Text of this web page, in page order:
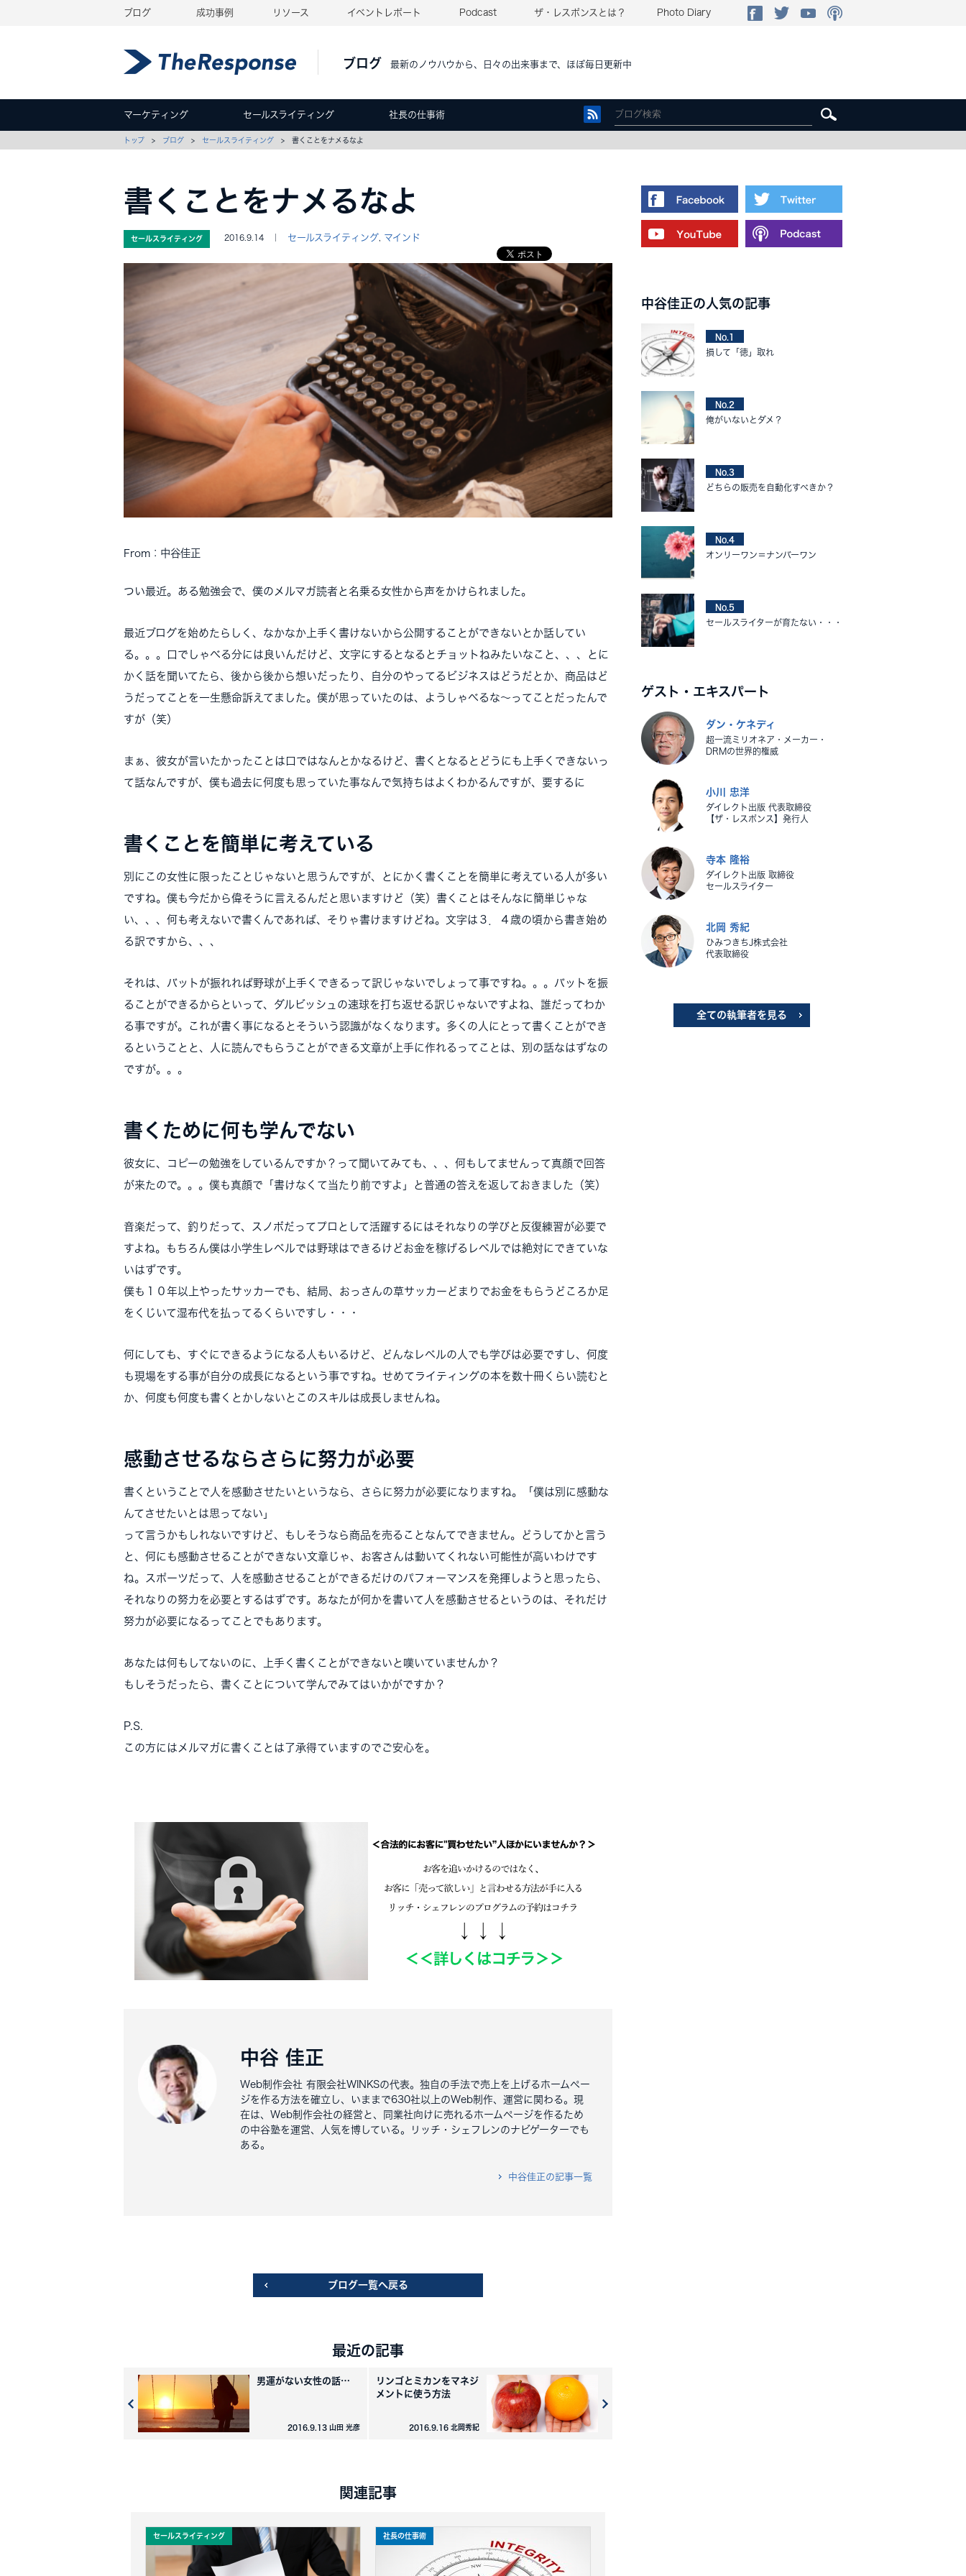
ブログ 成功事例 リソース イベントレポート Podcast ザ・レスポンスとは？ Photo Diary
ブログ 最新のノウハウから、日々の出来事まで、ほぼ毎日更新中
マーケティング セールスライティング 社長の仕事術
トップ > ブログ > セールスライティング > 書くことをナメるなよ
書くことをナメるなよ
セールスライティング 2016.9.14 ｜ セールスライティング マインド
From：中谷佳正
つい最近。ある勉強会で、僕のメルマガ読者と名乗る女性から声をかけられました。
最近ブログを始めたらしく、なかなか上手く書けないから公開することができないとか話してい
る。。。口でしゃべる分には良いんだけど、文字にするとなるとチョットねみたいなこと、、、とに
かく話を聞いてたら、後から後から想いだったり、自分のやってるビジネスはどうだとか、商品はど
うだってことを一生懸命訴えてました。僕が思っていたのは、ようしゃべるな〜ってことだったんで
すが（笑）
まぁ、彼女が言いたかったことは口ではなんとかなるけど、書くとなるとどうにも上手くできないっ
て話なんですが、僕も過去に何度も思っていた事なんで気持ちはよくわかるんですが、要するに
書くことを簡単に考えている
別にこの女性に限ったことじゃないと思うんですが、とにかく書くことを簡単に考えている人が多い
ですね。僕も今だから偉そうに言えるんだと思いますけど（笑）書くことはそんなに簡単じゃな
い、、、何も考えないで書くんであれば、そりゃ書けますけどね。文字は３．４歳の頃から書き始め
る訳ですから、、、
それは、バットが振れれば野球が上手くできるって訳じゃないでしょって事ですね。。。バットを振
ることができるからといって、ダルビッシュの速球を打ち返せる訳じゃないですよね、誰だってわか
る事ですが。これが書く事になるとそういう認識がなくなります。多くの人にとって書くことができ
るということと、人に読んでもらうことができる文章が上手に作れるってことは、別の話なはずなの
ですが。。。
書くために何も学んでない
彼女に、コピーの勉強をしているんですか？って聞いてみても、、、何もしてませんって真顔で回答
が来たので。。。僕も真顔で「書けなくて当たり前ですよ」と普通の答えを返しておきました（笑）
音楽だって、釣りだって、スノボだってプロとして活躍するにはそれなりの学びと反復練習が必要で
すよね。もちろん僕は小学生レベルでは野球はできるけどお金を稼げるレベルでは絶対にできていな
いはずです。
僕も１０年以上やったサッカーでも、結局、おっさんの草サッカーどまりでお金をもらうどころか足
をくじいて湿布代を払ってるくらいですし・・・
何にしても、すぐにできるようになる人もいるけど、どんなレベルの人でも学びは必要ですし、何度
も現場をする事が自分の成長になるという事ですね。せめてライティングの本を数十冊くらい読むと
か、何度も何度も書くとかしないとこのスキルは成長しませんね。
感動させるならさらに努力が必要
書くということで人を感動させたいというなら、さらに努力が必要になりますね。「僕は別に感動な
んてさせたいとは思ってない」
って言うかもしれないですけど、もしそうなら商品を売ることなんてできません。どうしてかと言う
と、何にも感動させることができない文章じゃ、お客さんは動いてくれない可能性が高いわけです
ね。スポーツだって、人を感動させることができるだけのパフォーマンスを発揮しようと思ったら、
それなりの努力を必要とするはずです。あなたが何かを書いて人を感動させるというのは、それだけ
努力が必要になるってことでもあります。
あなたは何もしてないのに、上手く書くことができないと嘆いていませんか？
もしそうだったら、書くことについて学んでみてはいかがですか？
P.S.
この方にはメルマガに書くことは了承得ていますのでご安心を。
中谷 佳正
Web制作会社 有限会社WINKSの代表。独自の手法で売上を上げるホームペー
ジを作る方法を確立し、いままで630社以上のWeb制作、運営に関わる。現
在は、Web制作会社の経営と、同業社向けに売れるホームページを作るため
の中谷塾を運営、人気を博している。リッチ・シェフレンのナビゲーターでも
ある。
中谷佳正の記事一覧
ブログ一覧へ戻る
最近の記事
男運がない女性の話…
2016.9.13 山田 光彦
リンゴとミカンをマネジ
メントに使う方法
2016.9.16 北岡秀紀
関連記事
セールスライティング 社長の仕事術
中谷佳正の人気の記事
No.1
損して「徳」取れ
No.2
俺がいないとダメ？
No.3
どちらの販売を自動化すべきか？
No.4
オンリーワン＝ナンバーワン
No.5
セールスライターが育たない・・・
ゲスト・エキスパート
ダン・ケネディ
超一流ミリオネア・メーカー・
DRMの世界的権威
小川 忠洋
ダイレクト出版 代表取締役
【ザ・レスポンス】発行人
寺本 隆裕
ダイレクト出版 取締役
セールスライター
北岡 秀紀
ひみつきちJ株式会社
代表取締役
全ての執筆者を見る